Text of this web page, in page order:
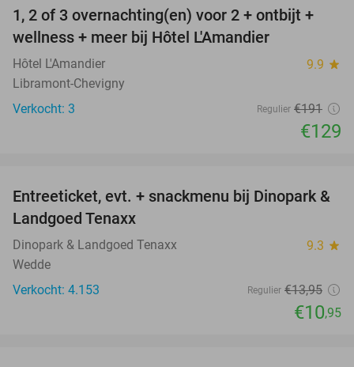
32%
TODAY
1, 2 of 3 overnachting(en) voor 2 + ontbijt +
wellness + meer bij Hôtel L'Amandier
Hôtel L'Amandier 9.9 star
Libramont-Chevigny
Verkocht: 3
Regulier €191
€129
22%
Entreeticket, evt. + snackmenu bij Dinopark &
Landgoed Tenaxx
Dinopark & Landgoed Tenaxx 9.3 star
Wedde
Verkocht: 4.153
Regulier €13,95
€10,95